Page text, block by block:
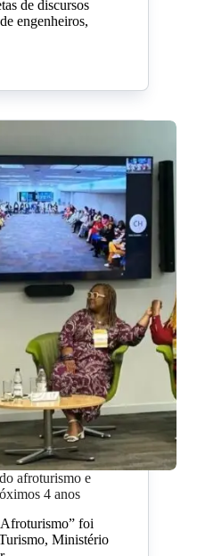
de discursos
engenheiros,
afroturismo e
4 anos
foi
Ministério